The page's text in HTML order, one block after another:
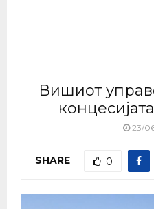
Вишиот
23/
SHARE 0